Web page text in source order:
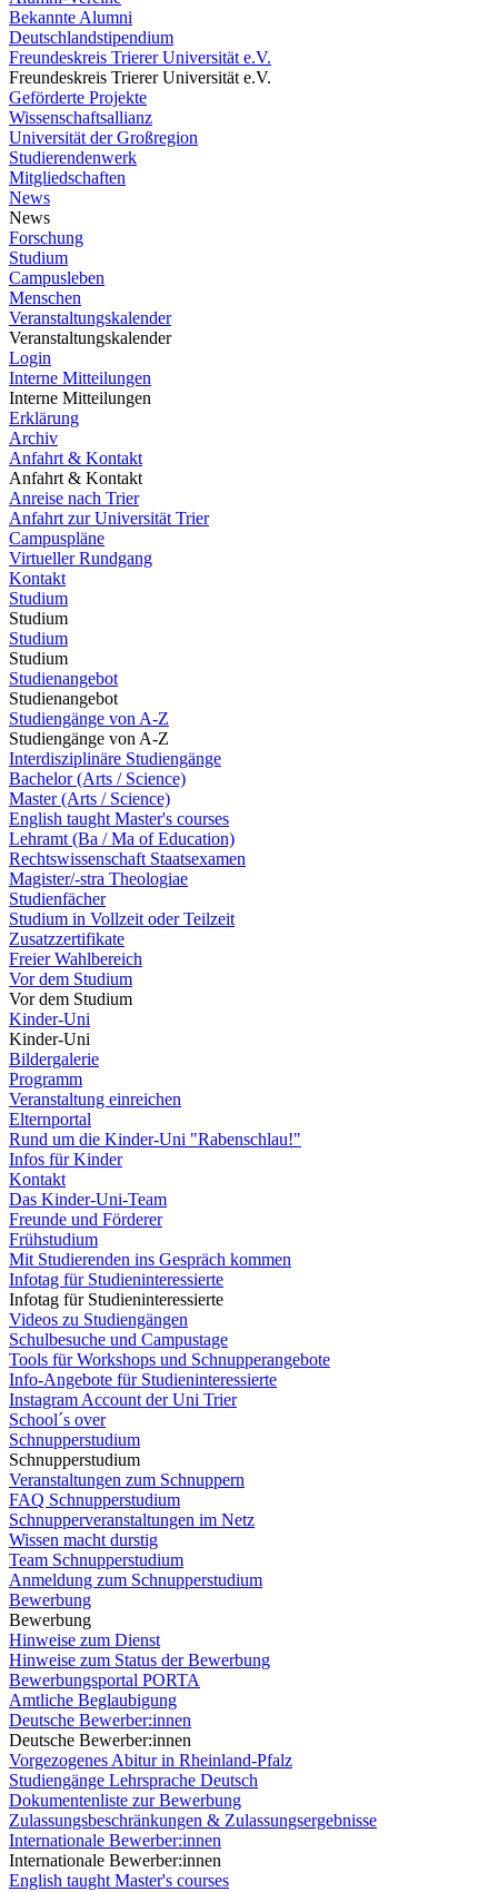
Bekannte Alumni
Deutschlandstipendium
Freundeskreis Trierer Universität e.V.
Freundeskreis Trierer Universität e.V.
Geförderte Projekte
Wissenschaftsallianz
Universität der Großregion
Studierendenwerk
Mitgliedschaften
News
News
Forschung
Studium
Campusleben
Menschen
Veranstaltungskalender
Veranstaltungskalender
Login
Interne Mitteilungen
Interne Mitteilungen
Erklärung
Archiv
Anfahrt & Kontakt
Anfahrt & Kontakt
Anreise nach Trier
Anfahrt zur Universität Trier
Campuspläne
Virtueller Rundgang
Kontakt
Studium
Studium
Studium
Studium
Studienangebot
Studienangebot
Studiengänge von A-Z
Studiengänge von A-Z
Interdisziplinäre Studiengänge
Bachelor (Arts / Science)
Master (Arts / Science)
English taught Master's courses
Lehramt (Ba / Ma of Education)
Rechtswissenschaft Staatsexamen
Magister/-stra Theologiae
Studienfächer
Studium in Vollzeit oder Teilzeit
Zusatzzertifikate
Freier Wahlbereich
Vor dem Studium
Vor dem Studium
Kinder-Uni
Kinder-Uni
Bildergalerie
Programm
Veranstaltung einreichen
Elternportal
Rund um die Kinder-Uni "Rabenschlau!"
Infos für Kinder
Kontakt
Das Kinder-Uni-Team
Freunde und Förderer
Frühstudium
Mit Studierenden ins Gespräch kommen
Infotag für Studieninteressierte
Infotag für Studieninteressierte
Videos zu Studiengängen
Schulbesuche und Campustage
Tools für Workshops und Schnupperangebote
Info-Angebote für Studieninteressierte
Instagram Account der Uni Trier
School´s over
Schnupperstudium
Schnupperstudium
Veranstaltungen zum Schnuppern
FAQ Schnupperstudium
Schnupperveranstaltungen im Netz
Wissen macht durstig
Team Schnupperstudium
Anmeldung zum Schnupperstudium
Bewerbung
Bewerbung
Hinweise zum Dienst
Hinweise zum Status der Bewerbung
Bewerbungsportal PORTA
Amtliche Beglaubigung
Deutsche Bewerber:innen
Deutsche Bewerber:innen
Vorgezogenes Abitur in Rheinland-Pfalz
Studiengänge Lehrsprache Deutsch
Dokumentenliste zur Bewerbung
Zulassungsbeschränkungen & Zulassungsergebnisse
Internationale Bewerber:innen
Internationale Bewerber:innen
English taught Master's courses